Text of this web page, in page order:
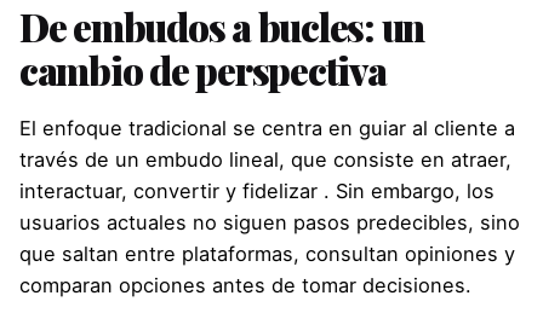
De embudos a bucles: un
cambio de perspectiva
El enfoque tradicional se centra en guiar al cliente a
través de un embudo lineal, que consiste en atraer,
interactuar, convertir y fidelizar . Sin embargo, los
usuarios actuales no siguen pasos predecibles, sino
que saltan entre plataformas, consultan opiniones y
comparan opciones antes de tomar decisiones.